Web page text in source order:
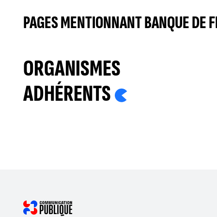
PAGES MENTIONNANT BANQUE DE
ORGANISMES
ADHÉRENTS